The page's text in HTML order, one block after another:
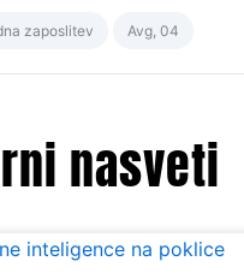
zaposlitev Avg, 04
nasveti